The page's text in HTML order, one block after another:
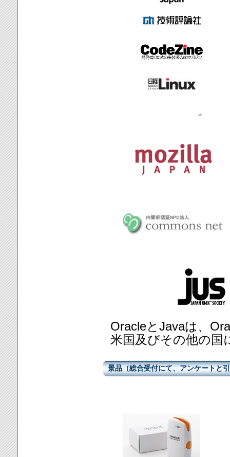
OracleとJavaは、
米国及びその他の国
景品（総合受付にて、アンケートと